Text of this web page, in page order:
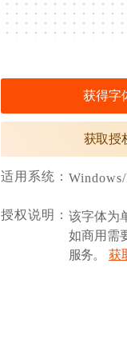
获得字
获取授
适用系统：
授权说明： 该字体为
如商用需
服务。
获